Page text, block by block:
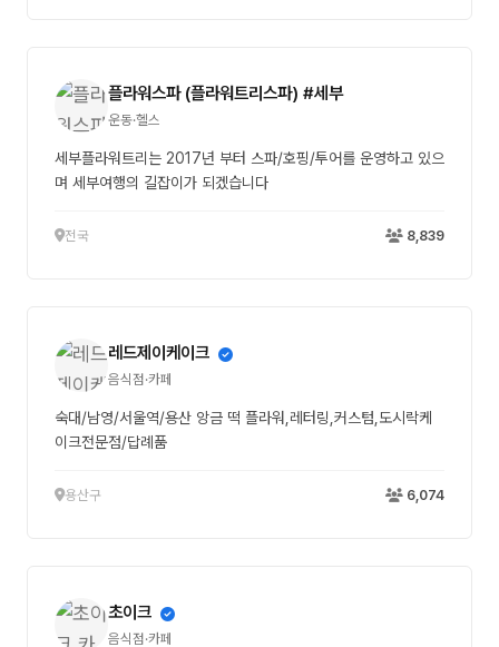
플라워스파 (플라워트리스파) #세부
운동·헬스
세부플라워트리는 2017년 부터 스파/호핑/투어를 운영하고 있으
며 세부여행의 길잡이가 되겠습니다
전국 8,839
레드제이케이크
음식점·카페
숙대/남영/서울역/용산 앙금 떡 플라워,레터링,커스텀,도시락케
이크전문점/답례품
용산구 6,074
초이크
음식점·카페